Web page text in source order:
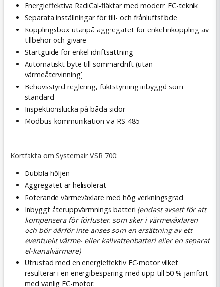
Energieffektiva RadiCal-fläktar med modern EC-teknik
Separata inställningar för till- och frånluftsflöde
Kopplingsbox utanpå aggregatet för enkel inkoppling av
tillbehör och givare
Startguide för enkel idriftsättning
Automatiskt byte till sommardrift (utan
värmeåtervinning)
Behovsstyrd reglering, fuktstyrning inbyggd som
standard
Inspektionslucka på båda sidor
Modbus-kommunikation via RS-485
Kortfakta om Systemair VSR 700:
Dubbla höljen
Aggregatet är helisolerat
Roterande värmeväxlare med hög verkningsgrad
Inbyggt återuppvärmnings batteri (endast avsett för att
kompensera för förlusten som sker i värmeväxlaren
och bör därför inte anses som en ersättning av ett
eventuellt värme- eller kallvattenbatteri eller en separat
el-kanalvärmare)
Utrustad med en energieffektiv EC-motor vilket
resulterar i en energibesparing med upp till 50 % jämfört
med vanlig EC-motor.